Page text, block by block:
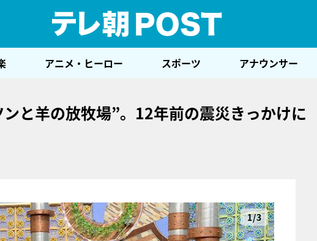
アニメ・ヒーロー スポーツ アナウンサー
と羊の放牧場”。12年前の震災きっかけに
1/3